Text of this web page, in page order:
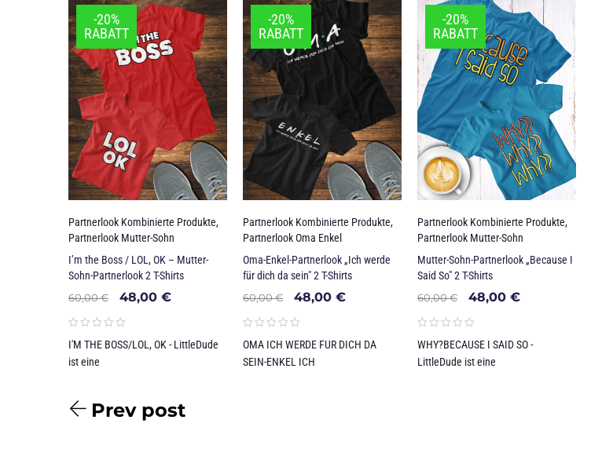
-20%
RABATT
Partnerlook Kombinierte Produkte,
Partnerlook Mutter-Sohn
I’m the Boss / LOL, OK – Mutter-
Sohn-Partnerlook 2 T-Shirts
60,00€ 48,00 €
I'M THE BOSS/LOL, OK - LittleDude
ist eine
-20%
RABATT
Partnerlook Kombinierte Produkte,
Partnerlook Oma Enkel
Oma-Enkel-Partnerlook „Ich werde
für dich da sein" 2 T-Shirts
60,00€ 48,00 €
OMA ICH WERDE FUR DICH DA
SEIN-ENKEL ICH
-20%
RABATT
Partnerlook Kombinierte Produkte,
Partnerlook Mutter-Sohn
Mutter-Sohn-Partnerlook „Because I
Said So" 2 T-Shirts
60,00€ 48,00 €
WHY?BECAUSE I SAID SO -
LittleDude ist eine
Prev post